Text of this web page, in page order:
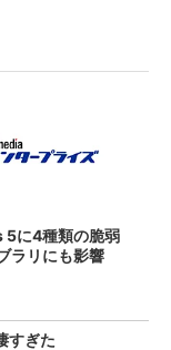
に4種類の脆弱
ラリにも影響
すぎた